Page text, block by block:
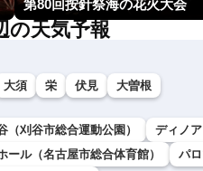
第80回按針祭海の花火大会
の天気予報
大須 栄 伏見 大曽根
（刈谷市総合運動公園） ディノ
ール（名古屋市総合体育館） パ